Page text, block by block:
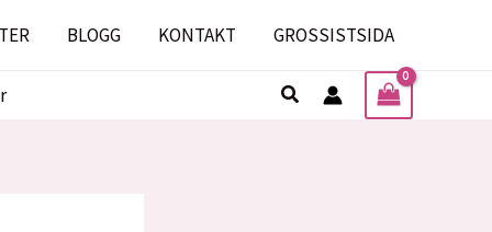
BLOGG KONTAKT GROSSISTSIDA
Sök